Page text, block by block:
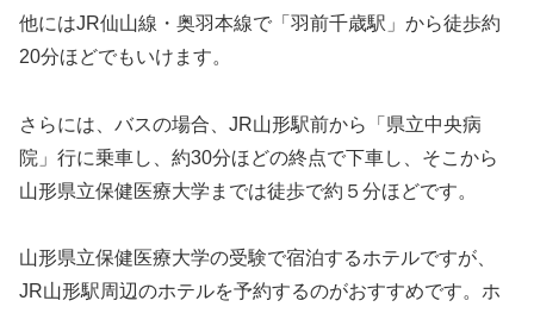
他にはJR仙山線・奥羽本線で「羽前千歳駅」から徒歩約
20分ほどでもいけます。
さらには、バスの場合、JR山形駅前から「県立中央病
院」行に乗車し、約30分ほどの終点で下車し、そこから
山形県立保健医療大学までは徒歩で約５分ほどです。
山形県立保健医療大学の受験で宿泊するホテルですが、
JR山形駅周辺のホテルを予約するのがおすすめです。ホ